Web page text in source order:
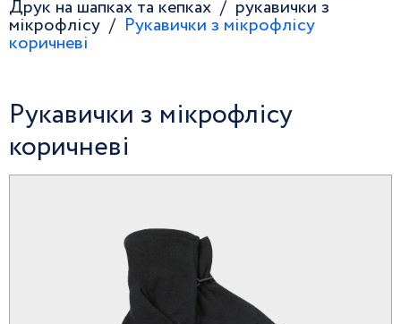
Друк на шапках та кепках
рукавички з
мікрофлісу
Рукавички з мікрофлісу
коричневі
Рукавички з мікрофлісу
коричневі